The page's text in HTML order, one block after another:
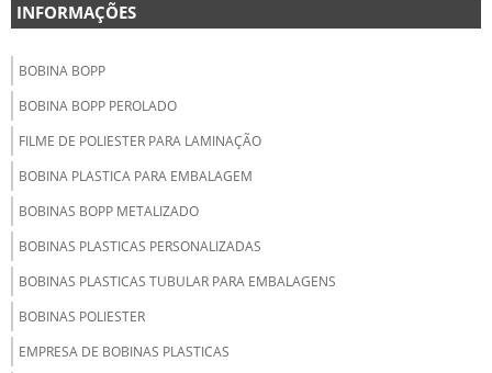
INFORMAÇÕES
BOBINA BOPP
BOBINA BOPP PEROLADO
FILME DE POLIESTER PARA LAMINAÇÃO
BOBINA PLASTICA PARA EMBALAGEM
BOBINAS BOPP METALIZADO
BOBINAS PLASTICAS PERSONALIZADAS
BOBINAS PLASTICAS TUBULAR PARA EMBALAGENS
BOBINAS POLIESTER
EMPRESA DE BOBINAS PLASTICAS